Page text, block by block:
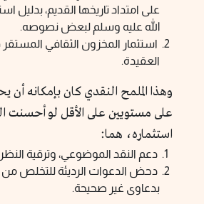
على امتداد تاريخها القديم، بدليل
الله عليه وسلم لبعض نصوصه.
استثمار المخزون الثقافي
العقيدة.
وهذا الملمح النقدي كان بإمكانه أن
على مستويين على الأقل لو أحسنت
استثماره، هما:
دعم النقد الموضوعي، وترقية
دحض الدعوات الرديئة للتخلص من
بدعاوى غير صحيحة.